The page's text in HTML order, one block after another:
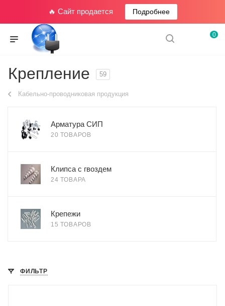
🔥 Сайт продается Подробнее
0
Крепление 59
Кабельно-проводниковая продукция
Арматура СИП
20 ТОВАРОВ
Клипса с гвоздем
24 ТОВАРА
Крепежи
15 ТОВАРОВ
ФИЛЬТР